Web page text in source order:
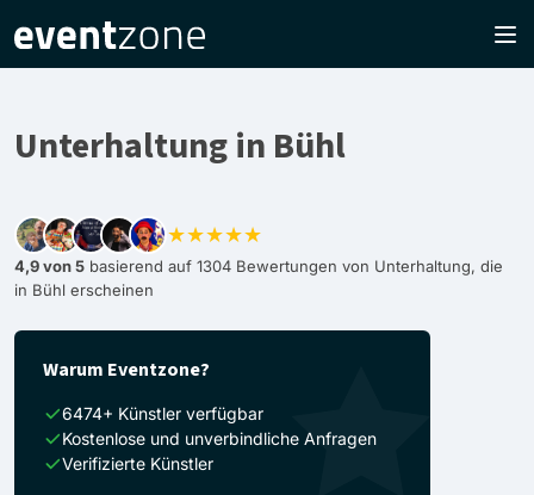
Unterhaltung in Bühl
★★★★★
4,9 von 5 basierend auf 1304 Bewertungen von Unterhaltung, die
in Bühl erscheinen
Warum Eventzone?
6474+ Künstler verfügbar
Kostenlose und unverbindliche Anfragen
Verifizierte Künstler